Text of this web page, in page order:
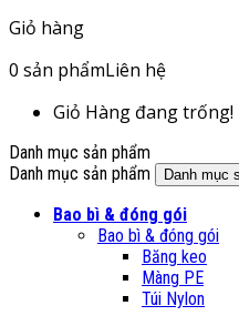
Giỏ hàng
0 sản phẩmLiên hệ
Giỏ Hàng đang trống!
Danh mục sản phẩm
Danh mục sản phẩm
Danh mục
Bao bì & đóng gói
Bao bì & đóng gói
Băng keo
Màng PE
Túi Nylon